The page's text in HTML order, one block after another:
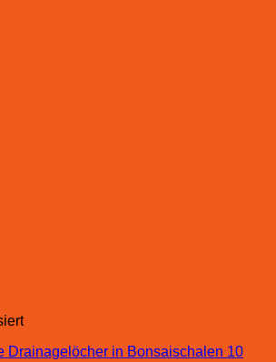
Drainagelöcher in Bonsaischalen 10